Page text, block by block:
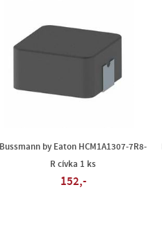
Bussmann by Eaton HCM1A1307-7R8-
R cívka 1 ks
152,-